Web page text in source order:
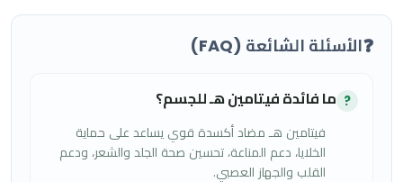
❓الأسئلة الشائعة (FAQ)
? ما فائدة فيتامين هـ للجسم؟
فيتامين هـ مضاد أكسدة قوي يساعد على حماية
الخلايا، دعم المناعة، تحسين صحة الجلد والشعر، ودعم
القلب والجهاز العصبي.